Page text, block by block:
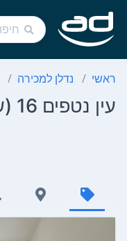
ראשי נדלן למכירה
עין נטפים 16 (שחמון)